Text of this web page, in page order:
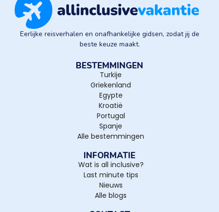
Eerlijke reisverhalen en onafhankelijke gidsen, zodat jij de
beste keuze maakt.
BESTEMMINGEN
Turkije
Griekenland
Egypte
Kroatië
Portugal
Spanje
Alle bestemmingen
INFORMATIE
Wat is all inclusive?
Last minute tips
Nieuws
Alle blogs